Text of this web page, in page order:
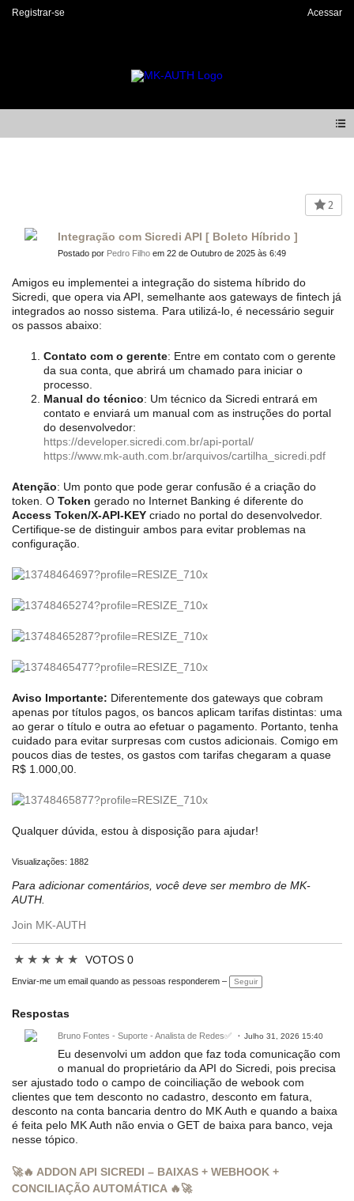
Registrar-se Acessar
2
Integração com Sicredi API [ Boleto Híbrido ]
Postado por Pedro Filho em 22 de Outubro de 2025 às 6:49
Amigos eu implementei a integração do sistema híbrido do
Sicredi, que opera via API, semelhante aos gateways de fintech já
integrados ao nosso sistema. Para utilizá-lo, é necessário seguir
os passos abaixo:
Contato com o gerente: Entre em contato com o gerente
da sua conta, que abrirá um chamado para iniciar o
processo.
Manual do técnico: Um técnico da Sicredi entrará em
contato e enviará um manual com as instruções do portal
do desenvolvedor:
https://developer.sicredi.com.br/api-portal/
https://www.mk-auth.com.br/arquivos/cartilha_sicredi.pdf
Atenção: Um ponto que pode gerar confusão é a criação do
token. O Token
Access Token/X-API-KEY criado no portal do desenvolvedor.
Certifique-se de distinguir ambos para evitar problemas na
configuração.
Aviso Importante: Diferentemente dos gateways que cobram
apenas por títulos pagos, os bancos aplicam tarifas distintas: uma
ao gerar o título e outra ao efetuar o pagamento. Portanto, tenha
cuidado para evitar surpresas com custos adicionais. Comigo em
poucos dias de testes, os gastos com tarifas chegaram a quase
R$ 1.000,00.
Qualquer dúvida, estou à disposição para ajudar!
Visualizações: 1882
Para adicionar comentários, você deve ser membro de MK-
AUTH.
Join MK-AUTH
★ ★ ★ ★ ★ VOTOS 0
Enviar-me um email quando as pessoas responderem – Seguir
Respostas
Bruno Fontes - Suporte - Analista de Redes✅ Julho 31, 2026 15:40
Eu desenvolvi um addon que faz toda comunicação com
o manual do proprietário da API do Sicredi, pois precisa
ser ajustado todo o campo de coinciliação de webook com
clientes que tem desconto no cadastro, desconto em fatura,
desconto na conta bancaria dentro do MK Auth e quando a baixa
é feita pelo MK Auth não envia o GET de baixa para banco, veja
nesse tópico.
🚀🔥 ADDON API SICREDI – BAIXAS + WEBHOOK +
CONCILIAÇÃO AUTOMÁTICA 🔥🚀